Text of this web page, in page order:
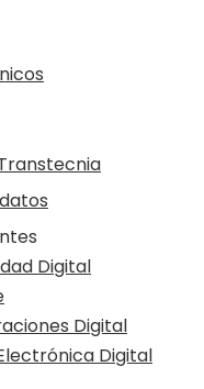
Digital
Digital
Digital